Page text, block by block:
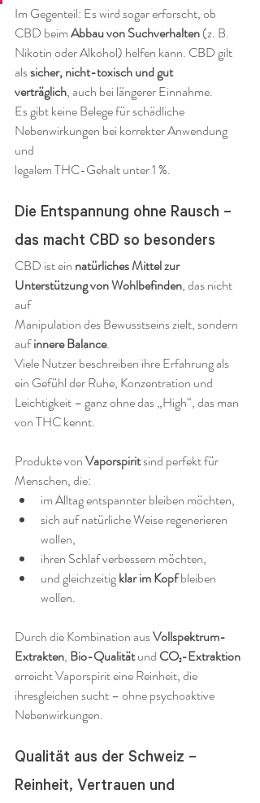
Im Gegenteil: Es wird sogar erforscht, ob
CBD beim Abbau von Suchverhalten (z. B.
Nikotin oder Alkohol) helfen kann. CBD gilt
als sicher, nicht-toxisch und gut
verträglich, auch bei längerer Einnahme.
Es gibt keine Belege für schädliche
Nebenwirkungen bei korrekter Anwendung
und
legalem THC-Gehalt unter 1 %.
Die Entspannung ohne Rausch –
das macht CBD so besonders
CBD ist ein natürliches Mittel zur
Unterstützung von Wohlbefinden, das nicht
auf
Manipulation des Bewusstseins zielt, sondern
auf innere Balance.
Viele Nutzer beschreiben ihre Erfahrung als
ein Gefühl der Ruhe, Konzentration und
Leichtigkeit – ganz ohne das „High“, das man
von THC kennt.
Produkte von Vaporspirit sind perfekt für
Menschen, die:
im Alltag entspannter bleiben möchten,
sich auf natürliche Weise regenerieren
wollen,
ihren Schlaf verbessern möchten,
und gleichzeitig klar im Kopf bleiben
wollen.
Durch die Kombination aus Vollspektrum-
Extrakten, Bio-Qualität und CO₂-Extraktion
erreicht Vaporspirit eine Reinheit, die
ihresgleichen sucht – ohne psychoaktive
Nebenwirkungen.
Qualität aus der Schweiz –
Reinheit, Vertrauen und